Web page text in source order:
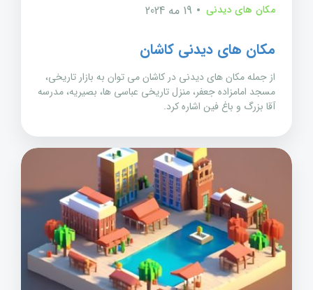
مکان های دیدنی 19 مه 2024
مکان های دیدنی کاشان
از جمله مکان های دیدنی در کاشان می توان به بازار تاریخی،
مسجد امامزاده جعفر، منزل تاریخی عباسی ها، بصیریه، مدرسه
آقا بزرگ و باغ فین اشاره کرد.